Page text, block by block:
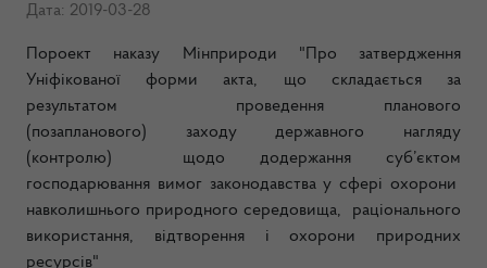
Дата: 2019-03-28
Пороект наказу Мінприроди "Про затвердження
Уніфікованої форми акта, що складається за
результатом проведення планового
(позапланового) заходу державного нагляду
(контролю) щодо додержання суб’єктом
господарювання вимог законодавства у сфері охорони
навколишнього природного середовища, раціонального
використання, відтворення і охорони природних
ресурсів"